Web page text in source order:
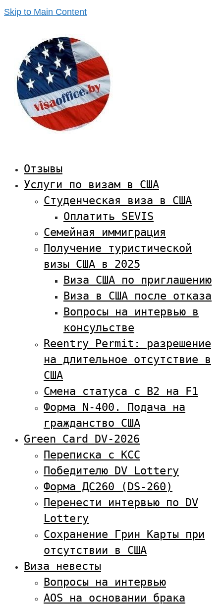
Skip to Main Content
Отзывы
Услуги по визам в США
Студенческая виза в США
Оплатить SEVIS
Семейная иммиграция
Получение туристической
визы США в 2025
Виза США по приглашению
Виза в США после отказа
Вопросы на интервью в
консульстве
Reentry Permit: разрешение
на длительное отсутствие в
США
Смена статуса с В2 на F1
Форма N-400. Подача на
гражданство США
Green Card DV-2026
Переписка с KCC
Победителю DV Lottery
Форма ДС260 (DS-260)
Перенести интервью по DV
Lottery
Сохранение Грин Карты при
отсутствии в США
Виза невесты
Вопросы на интервью
AOS на основании брака